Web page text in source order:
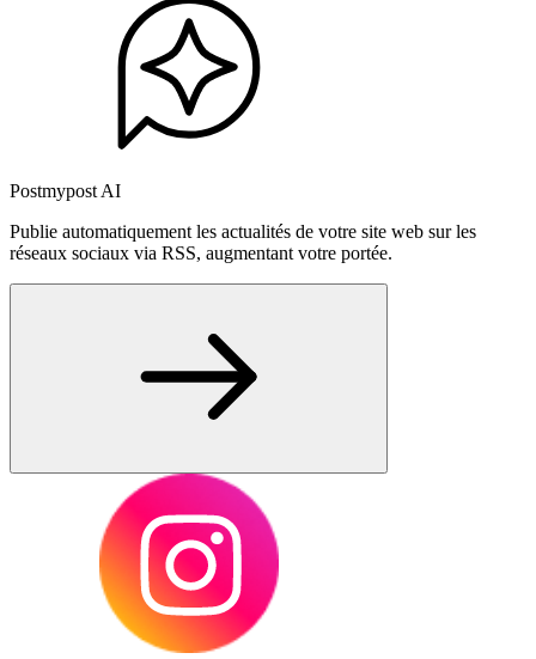
Postmypost AI
Publie automatiquement les actualités de votre site web sur les
réseaux sociaux via RSS, augmentant votre portée.